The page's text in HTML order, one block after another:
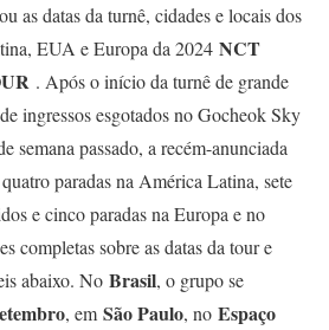
as datas da turnê, cidades e locais dos
EUA e Europa da 2024 NCT
. Após o início da turnê de grande
ingressos esgotados no Gocheok Sky
semana passado, a recém-anunciada
paradas na América Latina, sete
e cinco paradas na Europa e no
completas sobre as datas da tour e
abaixo. No Brasil, o grupo se
, em São Paulo, no Espaço